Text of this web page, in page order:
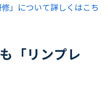
」について詳しくはこち
「リンプレ